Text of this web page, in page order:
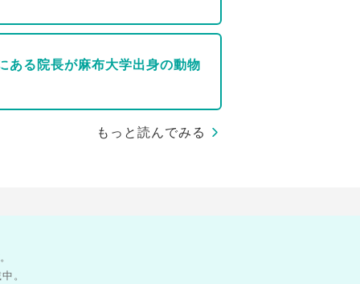
ある院長が麻布大学出身の動物
もっと読んでみる
。